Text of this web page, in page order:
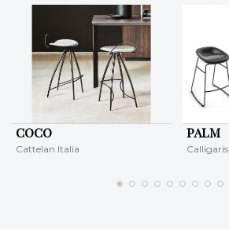
COCO
Cattelan Italia
PALM
Calligaris
KERESÉS